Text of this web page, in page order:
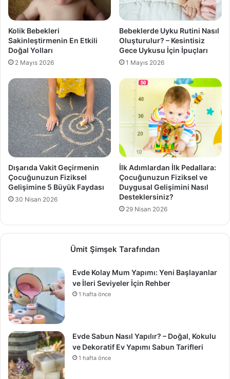
Kolik Bebekleri
Sakinleştirmenin En Etkili
Doğal Yolları
2 Mayıs 2026
Bebeklerde Uyku Rutini Nasıl
Oluşturulur? – Kesintisiz
Gece Uykusu İçin İpuçları
1 Mayıs 2026
Dışarıda Vakit Geçirmenin
Çocuğunuzun Fiziksel
Gelişimine 5 Büyük Faydası
30 Nisan 2026
İlk Adımlardan İlk Pedallara:
Çocuğunuzun Fiziksel ve
Duygusal Gelişimini Nasıl
Desteklersiniz?
29 Nisan 2026
Ümit Şimşek Tarafından
Evde Kolay Mum Yapımı: Yeni Başlayanlar
ve İleri Seviyeler İçin Rehber
1 hafta önce
Evde Sabun Nasıl Yapılır? – Doğal, Kokulu
ve Dekoratif Ev Yapımı Sabun Tarifleri
1 hafta önce